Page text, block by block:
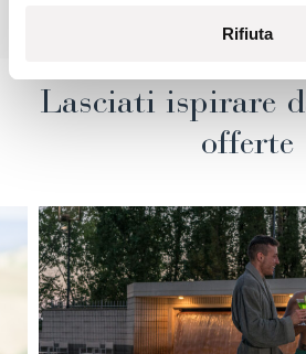
Rifiuta
Lasciati ispirare
offerte